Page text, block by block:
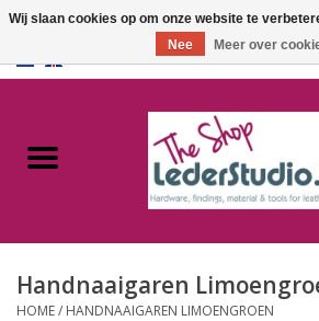
Catalogus
FAQ
Handnaaigaren
HOME/ HANDNAAIGAREN LIMOENGROEN
Wij slaan cookies op om onze website te
Nee
Meer over